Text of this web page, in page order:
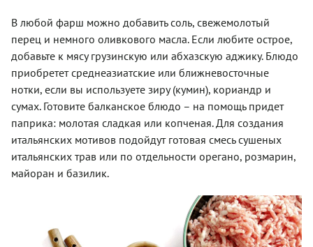
В любой фарш можно добавить соль, свежемолотый
перец и немного оливкового масла. Если любите острое,
добавьте к мясу грузинскую или абхазскую аджику. Блюдо
приобретет среднеазиатские или ближневосточные
нотки, если вы используете зиру (кумин), кориандр и
сумах. Готовите балканское блюдо – на помощь придет
паприка: молотая сладкая или копченая. Для создания
итальянских мотивов подойдут готовая смесь сушеных
итальянских трав или по отдельности орегано, розмарин,
майоран и базилик.